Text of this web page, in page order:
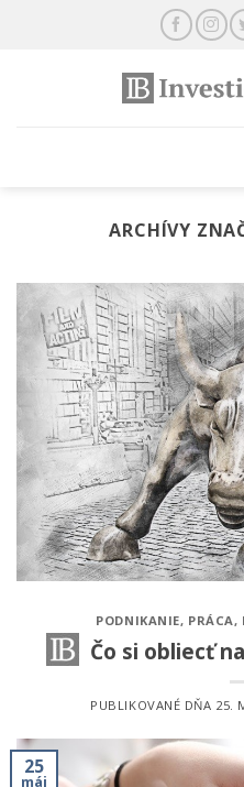
ARCHÍVY
PODNIKANIE, PRÁCA,
Čo si obliecť
PUBLIKOVANÉ DŇA 25.
25
máj